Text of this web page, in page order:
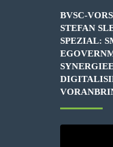
BVSC-
STEFAN
SPEZIAL: